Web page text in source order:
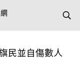
民並自傷數人